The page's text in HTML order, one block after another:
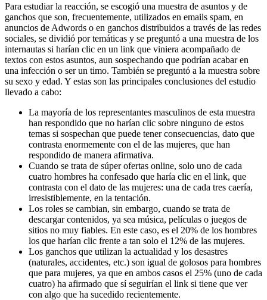
Para estudiar la reacción, se escogió una muestra de asuntos y de
ganchos que son, frecuentemente, utilizados en emails spam, en
anuncios de Adwords o en ganchos distribuidos a través de las redes
sociales, se dividió por temáticas y se preguntó a una muestra de los
internautas si harían clic en un link que viniera acompañado de
textos con estos asuntos, aun sospechando que podrían acabar en
una infección o ser un timo. También se preguntó a la muestra sobre
su sexo y edad. Y estas son las principales conclusiones del estudio
llevado a cabo:
La mayoría de los representantes masculinos de esta muestra
han respondido que no harían clic sobre ninguno de estos
temas si sospechan que puede tener consecuencias, dato que
contrasta enormemente con el de las mujeres, que han
respondido de manera afirmativa.
Cuando se trata de súper ofertas online, solo uno de cada
cuatro hombres ha confesado que haría clic en el link, que
contrasta con el dato de las mujeres: una de cada tres caería,
irresistiblemente, en la tentación.
Los roles se cambian, sin embargo, cuando se trata de
descargar contenidos, ya sea música, películas o juegos de
sitios no muy fiables. En este caso, es el 20% de los hombres
los que harían clic frente a tan solo el 12% de las mujeres.
Los ganchos que utilizan la actualidad y los desastres
(naturales, accidentes, etc.) son igual de golosos para hombres
que para mujeres, ya que en ambos casos el 25% (uno de cada
cuatro) ha afirmado que sí seguirían el link si tiene que ver
con algo que ha sucedido recientemente.